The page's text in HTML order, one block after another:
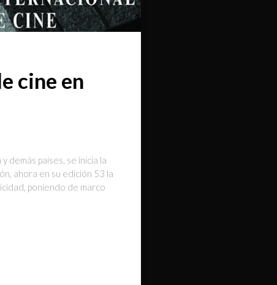
cine en
demás países, se inicia la
ahora en su edición 53 la
poniendo de marco